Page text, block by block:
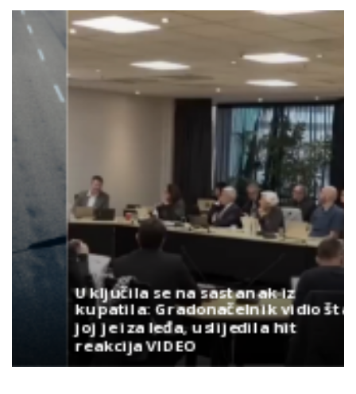
Uključila se na sastanak iz
kupatila: Gradonačelnik vidio šta
joj je iza leđa, uslijedila hit
reakcija VIDEO